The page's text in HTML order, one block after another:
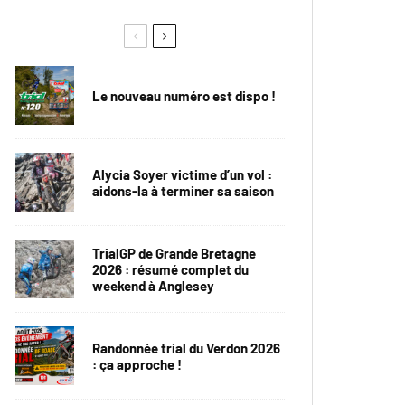
Le nouveau numéro est dispo !
Alycia Soyer victime d’un vol :
aidons-la à terminer sa saison
TrialGP de Grande Bretagne
2026 : résumé complet du
weekend à Anglesey
Randonnée trial du Verdon 2026
: ça approche !